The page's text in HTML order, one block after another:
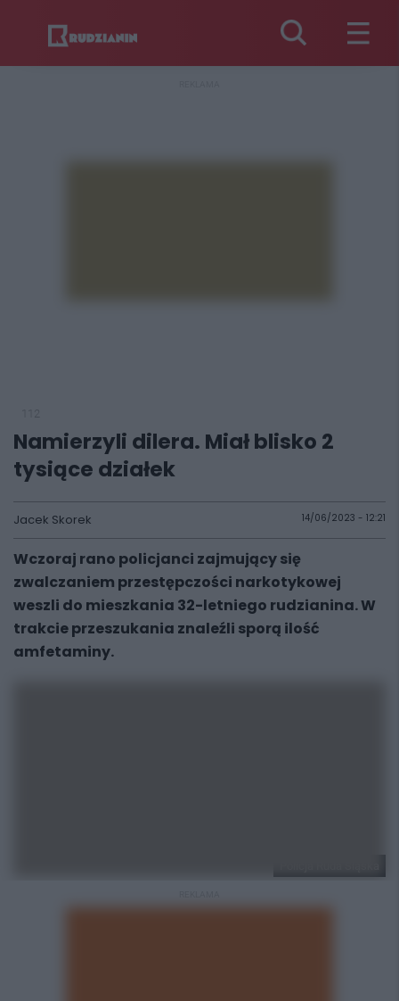
Namierzyli dilera. Miał blisko 2
tysiące działek
Jacek Skorek 14/06/2023 - 12:21
Wczoraj rano policjanci zajmujący się
zwalczaniem przestępczości narkotykowej
weszli do mieszkania 32-letniego rudzianina. W
trakcie przeszukania znaleźli sporą ilość
amfetaminy.